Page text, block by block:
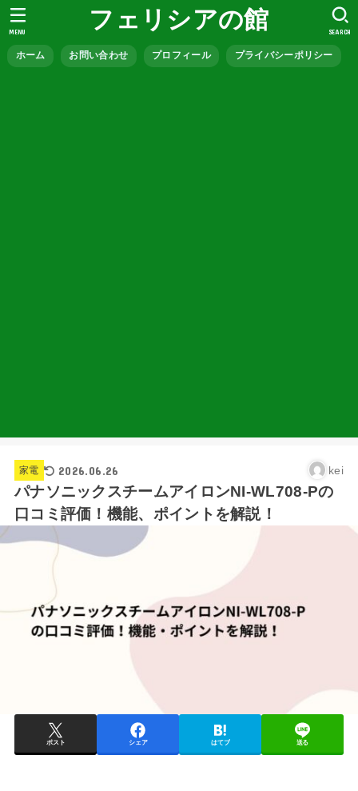
フェリシアの館
ホーム お問い合わせ プロフィール プライバシーポリシー
SEARCH
MENU
家電 2026.06.26 kei
パナソニックスチームアイロンNI-WL708-Pの
口コミ評価！機能、ポイントを解説！
ポスト シェア はてブ 送る